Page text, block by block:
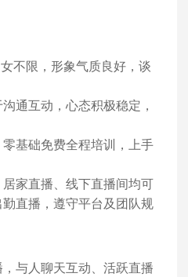
不限，形象气质良好，谈
通互动，心态积极稳定，
基础免费全程培训，上手
家直播、线下直播间均可
直播，遵守平台及团队规
与人聊天互动、活跃直播